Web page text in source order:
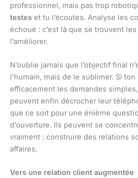
professionnel, mais pas trop
testes et tu l’écoutes. Analyse les
échoué : c’est là que se trouvent
l’améliorer.
N’oublie jamais que l’objectif final
l’humain, mais de le sublimer. Si
efficacement les demandes
peuvent enfin décrocher leur
que ce soit pour une énième
d’ouverture. Ils peuvent se
vraiment : construire des relations
affaires.
Vers une relation client augmentée